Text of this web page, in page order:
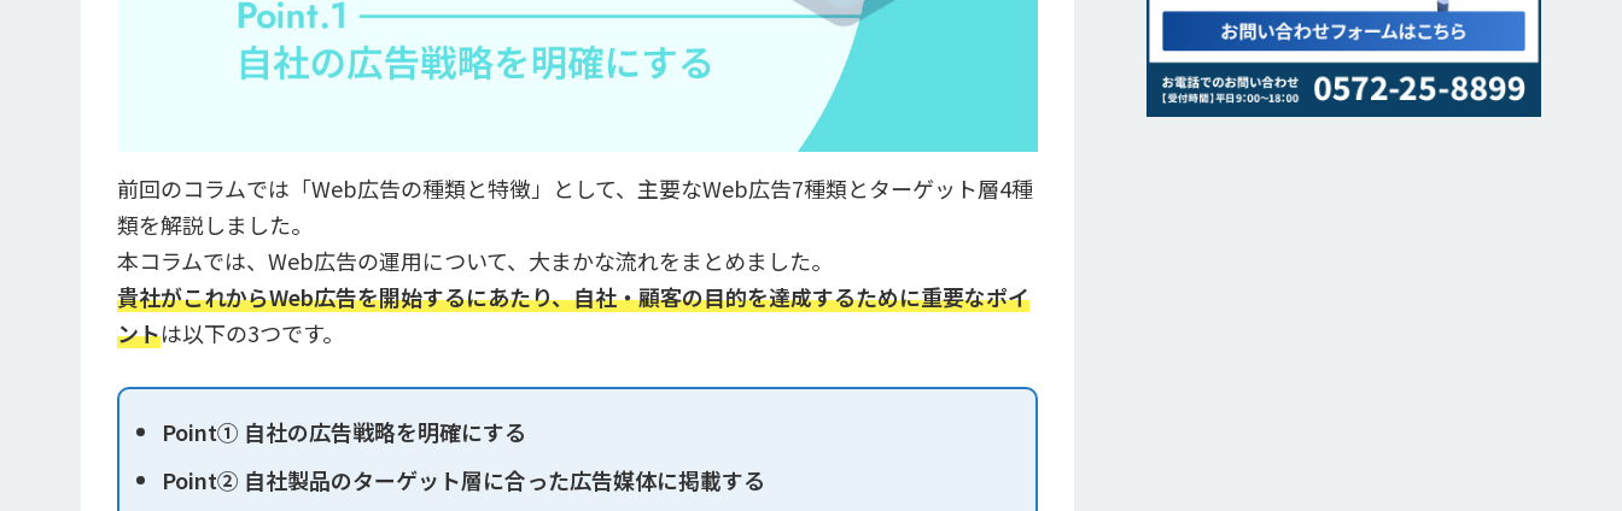
前回のコラムでは「Web広告の種類と特徴」として、主要なWeb広告7種類とターゲット層4種
類を解説しました。
本コラムでは、Web広告の運用について、大まかな流れをまとめました。
貴社がこれからWeb広告を開始するにあたり、自社・顧客の目的を達成するために重要なポイ
ントは以下の3つです。
Point① 自社の広告戦略を明確にする
Point② 自社製品のターゲット層に合った広告媒体に掲載する